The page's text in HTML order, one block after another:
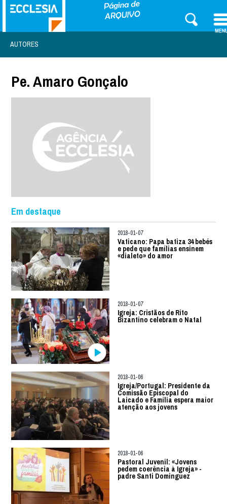
AUTORES
Pe. Amaro Gonçalo
Em destaque
2018-01-07
Vaticano: Papa batiza 34 bebés
e pede que famílias ensinem
«dialeto» do amor
2018-01-07
Igreja: Cristãos de Rito
Bizantino celebram o Natal
2018-01-06
Igreja/Portugal: Presidente da
Comissão Episcopal do
Laicado e Família espera maior
atenção aos jovens
2018-01-06
Pastoral Juvenil: «Jovens
pedem coerência à Igreja» -
padre Santi Dominguez